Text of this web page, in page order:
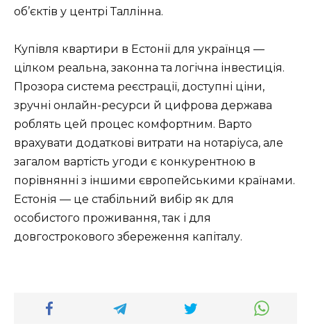
об’єктів у центрі Таллінна.
Купівля квартири в Естонії для українця —
цілком реальна, законна та логічна інвестиція.
Прозора система реєстрації, доступні ціни,
зручні онлайн-ресурси й цифрова держава
роблять цей процес комфортним. Варто
врахувати додаткові витрати на нотаріуса, але
загалом вартість угоди є конкурентною в
порівнянні з іншими європейськими країнами.
Естонія — це стабільний вибір як для
особистого проживання, так і для
довгострокового збереження капіталу.